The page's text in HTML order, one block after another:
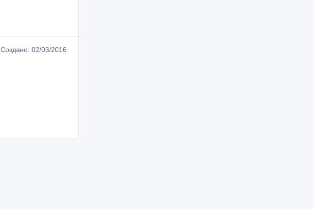
Создано: 02/03/2016